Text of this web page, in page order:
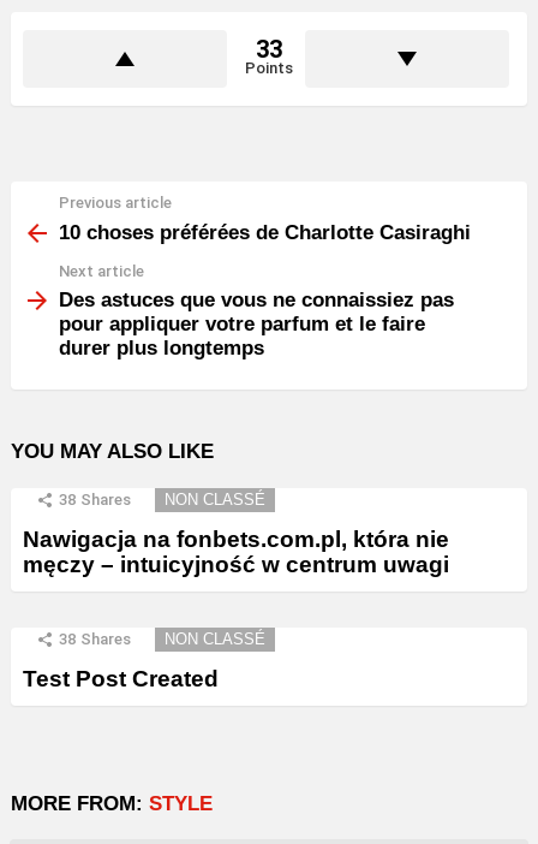
33
Points
more
Previous article
10 choses préférées de Charlotte Casiraghi
Next article
Des astuces que vous ne connaissiez pas
pour appliquer votre parfum et le faire
durer plus longtemps
YOU MAY ALSO LIKE
38 Shares NON CLASSÉ
Nawigacja na fonbets.com.pl, która nie
męczy – intuicyjność w centrum uwagi
38 Shares NON CLASSÉ
Test Post Created
MORE FROM: STYLE